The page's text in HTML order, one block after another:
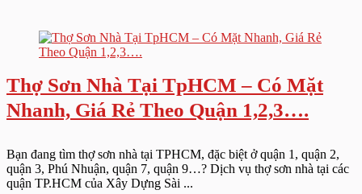
Thợ Sơn Nhà Tại TpHCM – Có Mặt
Nhanh, Giá Rẻ Theo Quận 1,2,3….
Bạn đang tìm thợ sơn nhà tại TPHCM, đặc biệt ở quận 1, quận 2,
quận 3, Phú Nhuận, quận 7, quận 9…? Dịch vụ thợ sơn nhà tại các
quận TP.HCM của Xây Dựng Sài ...